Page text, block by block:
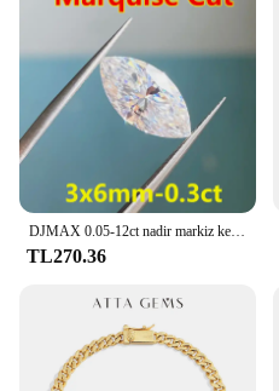
DJMAX 0.05-12ct nadir markiz kesim moissanit gevşek taş D renk VVS1 süper beyaz sertifikalı markiz Moissanite elmas
TL270.36